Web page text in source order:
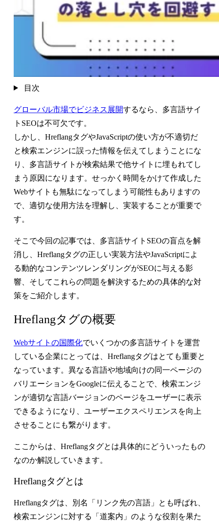
目次
グローバル市場でビジネス展開するなら、多言語サイ
トSEOは不可欠です。
しかし、HreflangタグやJavaScriptの使い方が不適切だ
と検索エンジンに誤った情報を伝えてしまうことにな
り、多言語サイトが検索結果で他サイトに埋もれてし
まう原因になります。せっかく時間をかけて作成した
Webサイトも無駄になってしまう可能性もありますの
で、適切な使用方法を理解し、実装することが重要で
す。
そこで今回の記事では、多言語サイトSEOの盲点を解
消し、Hreflangタグの正しい実装方法やJavaScriptによ
る動的なコンテンツレンダリングがSEOに与える影
響、そしてこれらの問題を解決するための具体的な対
策をご紹介します。
Hreflangタグの概要
Webサイトの国際化でいくつかの多言語サイトを運営
している企業にとっては、Hreflangタグはとても重要と
なっています。異なる言語や地域向けの同一ページの
バリエーションをGoogleに伝えることで、検索エンジ
ンが適切な言語バージョンのページをユーザーに表示
できるようになり、ユーザーエクスペリエンスを向上
させることにも繋がります。
ここからは、Hreflangタグとは具体的にどういったもの
なのか解説していきます。
Hreflangタグとは
Hreflangタグは、別名「リンク先の言語」とも呼ばれ、
検索エンジンに対する「道案内」のような役割を果た